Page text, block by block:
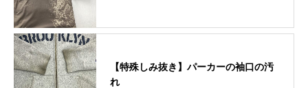
【特殊しみ抜き】パーカーの袖口の汚
れ